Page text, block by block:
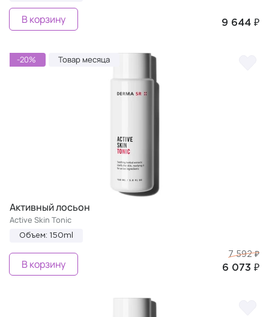
9 644 ₽
В корзину
-20% Товар месяца
Активный лосьон
Active Skin Tonic
Объем: 150ml
7 592 ₽
6 073 ₽
В корзину